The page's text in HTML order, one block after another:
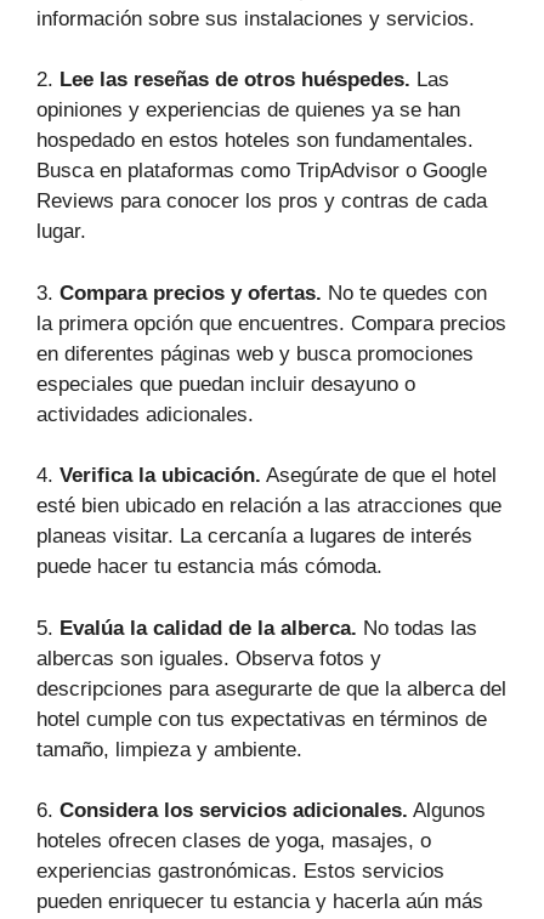
información sobre sus instalaciones y servicios.
2. Lee las reseñas de otros huéspedes. Las
opiniones y experiencias de quienes ya se han
hospedado en estos hoteles son fundamentales.
Busca en plataformas como TripAdvisor o Google
Reviews para conocer los pros y contras de cada
lugar.
3. Compara precios y ofertas. No te quedes con
la primera opción que encuentres. Compara precios
en diferentes páginas web y busca promociones
especiales que puedan incluir desayuno o
actividades adicionales.
4. Verifica la ubicación. Asegúrate de que el hotel
esté bien ubicado en relación a las atracciones que
planeas visitar. La cercanía a lugares de interés
puede hacer tu estancia más cómoda.
5. Evalúa la calidad de la alberca. No todas las
albercas son iguales. Observa fotos y
descripciones para asegurarte de que la alberca del
hotel cumple con tus expectativas en términos de
tamaño, limpieza y ambiente.
6. Considera los servicios adicionales. Algunos
hoteles ofrecen clases de yoga, masajes, o
experiencias gastronómicas. Estos servicios
pueden enriquecer tu estancia y hacerla aún más